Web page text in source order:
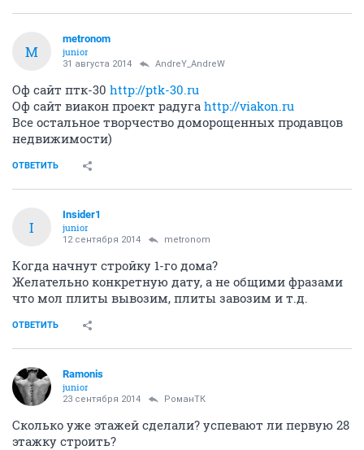
M
metronom
junior
31 августа 2014 AndreY_AndreW
Оф сайт птк-30 http://ptk-30.ru
Оф сайт виакон проект радуга http://viakon.ru
Все остальное творчество доморощенных продавцов
недвижимости)
ОТВЕТИТЬ
I
Insider1
junior
12 сентября 2014 metronom
Когда начнут стройку 1-го дома?
Желательно конкретную дату, а не общими фразами
что мол плиты вывозим, плиты завозим и т.д.
ОТВЕТИТЬ
Ramonis
junior
23 сентября 2014 РоманТК
Сколько уже этажей сделали? успевают ли первую 28
этажку строить?